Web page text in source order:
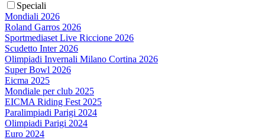
Speciali
Mondiali 2026
Roland Garros 2026
Sportmediaset Live Riccione 2026
Scudetto Inter 2026
Olimpiadi Invernali Milano Cortina 2026
Super Bowl 2026
Eicma 2025
Mondiale per club 2025
EICMA Riding Fest 2025
Paralimpiadi Parigi 2024
Olimpiadi Parigi 2024
Euro 2024